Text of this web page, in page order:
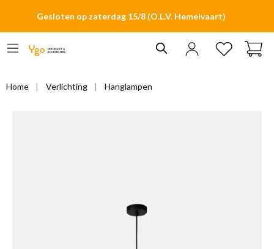
Gesloten op zaterdag 15/8 (O.L.V. Hemelvaart)
Home Verlichting Hanglampen